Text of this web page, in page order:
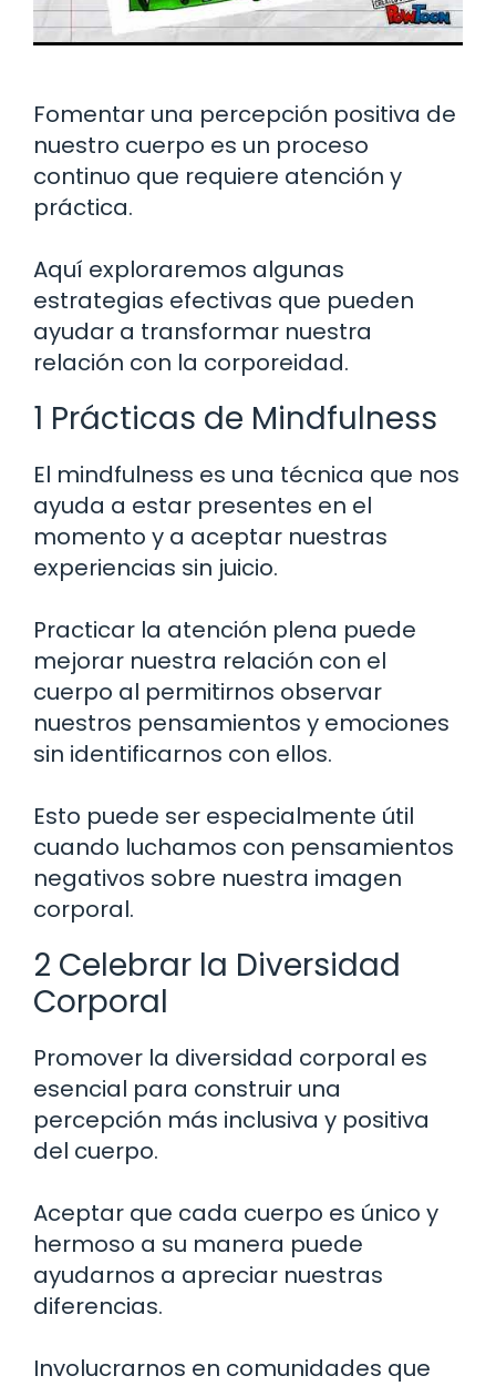
Fomentar una percepción positiva de
nuestro cuerpo es un proceso
continuo que requiere atención y
práctica.
Aquí exploraremos algunas
estrategias efectivas que pueden
ayudar a transformar nuestra
relación con la corporeidad.
1 Prácticas de Mindfulness
El mindfulness es una técnica que nos
ayuda a estar presentes en el
momento y a aceptar nuestras
experiencias sin juicio.
Practicar la atención plena puede
mejorar nuestra relación con el
cuerpo al permitirnos observar
nuestros pensamientos y emociones
sin identificarnos con ellos.
Esto puede ser especialmente útil
cuando luchamos con pensamientos
negativos sobre nuestra imagen
corporal.
2 Celebrar la Diversidad
Corporal
Promover la diversidad corporal es
esencial para construir una
percepción más inclusiva y positiva
del cuerpo.
Aceptar que cada cuerpo es único y
hermoso a su manera puede
ayudarnos a apreciar nuestras
diferencias.
Involucrarnos en comunidades que